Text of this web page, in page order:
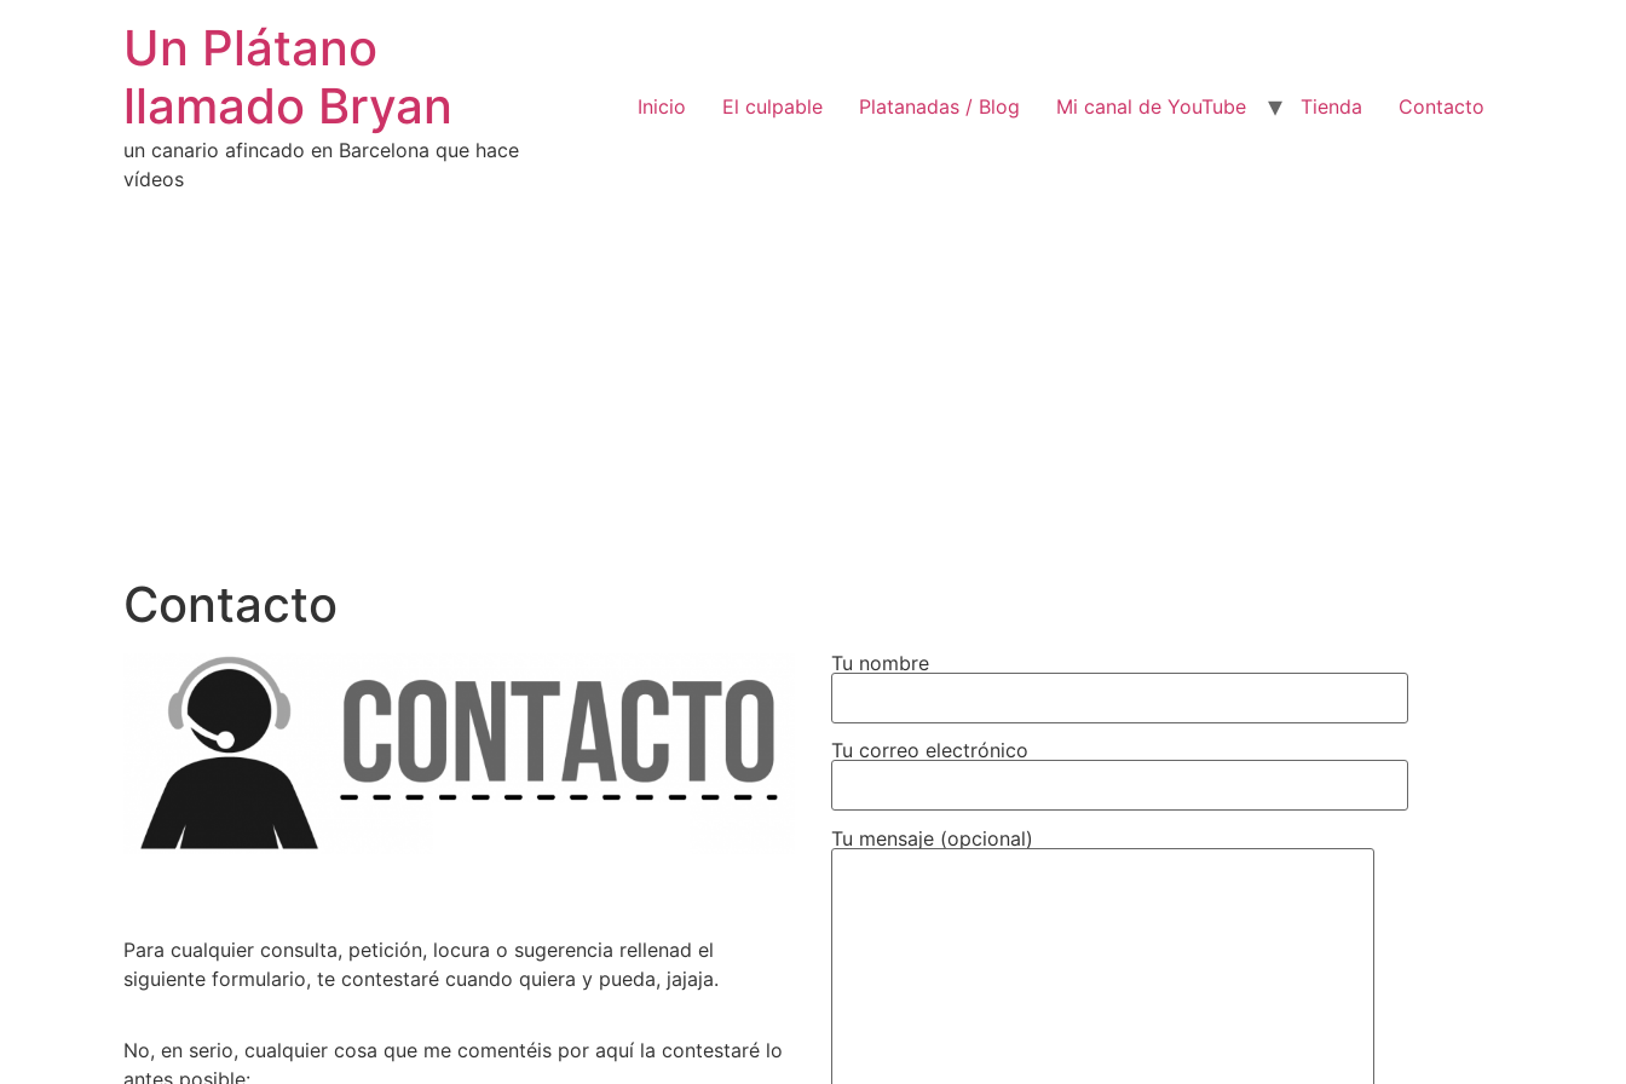
Un Plátano
llamado Bryan
un canario afincado en Barcelona que hace
vídeos
Inicio El culpable Platanadas / Blog Mi canal de YouTube Tienda Contacto
Contacto
Para cualquier consulta, petición, locura o sugerencia rellenad el
siguiente formulario, te contestaré cuando quiera y pueda, jajaja.
No, en serio, cualquier cosa que me comentéis por aquí la contestaré lo
Tu nombre
Tu correo electrónico
Tu mensaje (opcional)